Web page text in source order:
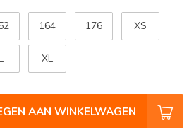
164 176 XS
XL
AAN WINKELWAGEN